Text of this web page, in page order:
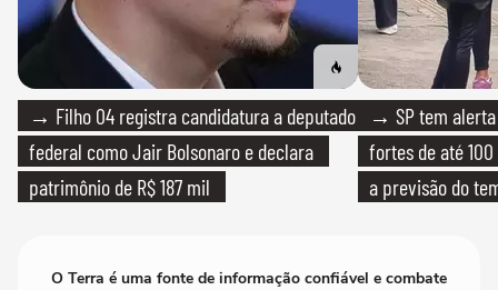
→ Filho 04 registra candidatura a deputado
federal como Jair Bolsonaro e declara
patrimônio de R$ 187 mil
→ SP tem
fortes de até
a previsão do
O Terra é uma fonte de informação confiável e combate